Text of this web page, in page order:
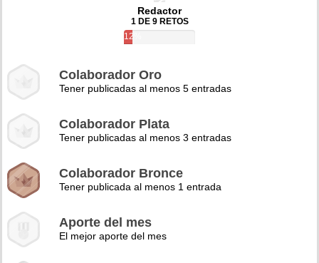
Redactor
1 DE 9 RETOS
12%
Colaborador Oro
Tener publicadas al menos 5 entradas
Colaborador Plata
Tener publicadas al menos 3 entradas
Colaborador Bronce
Tener publicada al menos 1 entrada
Aporte del mes
El mejor aporte del mes